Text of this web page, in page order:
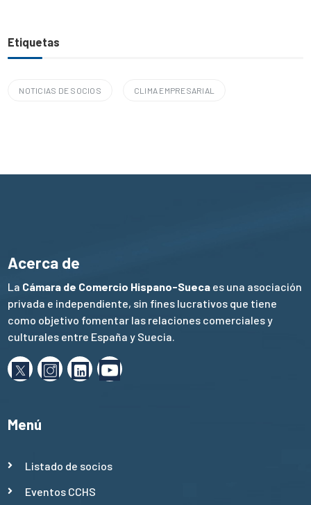
Etiquetas
NOTICIAS DE SOCIOS CLIMA EMPRESARIAL
Acerca de
La Cámara de Comercio Hispano-Sueca es una asociación
privada e independiente, sin fines lucrativos que tiene
como objetivo fomentar las relaciones comerciales y
culturales entre España y Suecia.
Menú
Listado de socios
Eventos CCHS